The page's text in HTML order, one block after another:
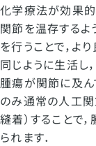
化学療法が効果
関節を温存する
を行うことで，よ
同じように生活し
腫瘍が関節に及
のみ通常の人工
縫着）することで
られます．